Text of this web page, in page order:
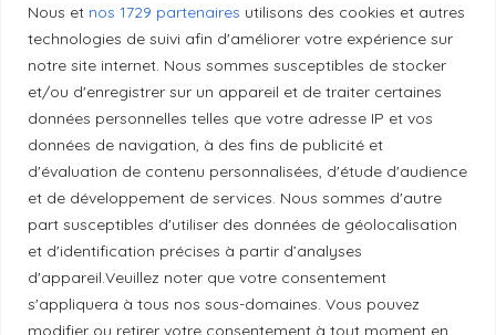
Nous et nos 1729 partenaires utilisons des cookies et autres
technologies de suivi afin d'améliorer votre expérience sur
notre site internet. Nous sommes susceptibles de stocker
et/ou d'enregistrer sur un appareil et de traiter certaines
données personnelles telles que votre adresse IP et vos
données de navigation, à des fins de publicité et
d'évaluation de contenu personnalisées, d'étude d'audience
et de développement de services. Nous sommes d'autre
part susceptibles d'utiliser des données de géolocalisation
et d'identification précises à partir d’analyses
d'appareil.Veuillez noter que votre consentement
s'appliquera à tous nos sous-domaines. Vous pouvez
modifier ou retirer votre consentement à tout moment en
Liens utiles
Mentions légales
Politique de confidentialité
Principes de publication